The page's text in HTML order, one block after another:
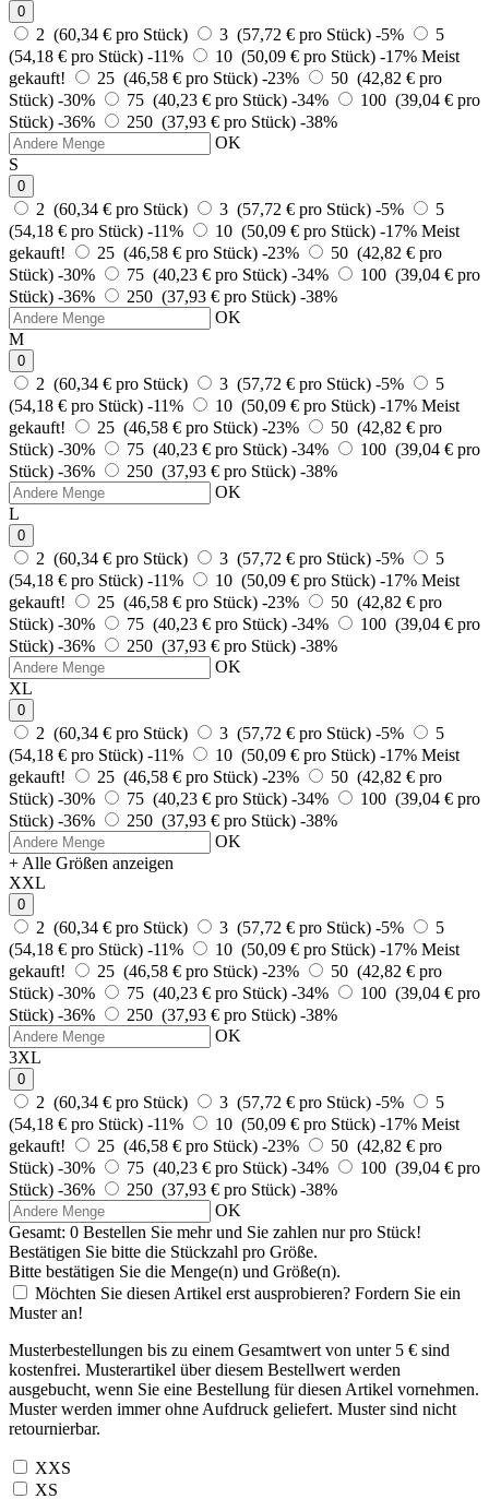
0
2 (60,34 € pro Stück) 3 (57,72 € pro Stück) -5%
5
(54,18 € pro Stück) -11% 10 (50,09 € pro Stück) -17% Meist
gekauft!
25 (46,58 € pro Stück) -23%
50 (42,82 € pro
Stück) -30% 75 (40,23 € pro Stück) -34%
100 (39,04 € pro
Stück) -36% 250 (37,93 € pro Stück) -38%
OK
S
0
2 (60,34 € pro Stück) 3 (57,72 € pro Stück) -5%
5
(54,18 € pro Stück) -11% 10 (50,09 € pro Stück) -17% Meist
gekauft!
25 (46,58 € pro Stück) -23%
50 (42,82 € pro
Stück) -30% 75 (40,23 € pro Stück) -34%
100 (39,04 € pro
Stück) -36% 250 (37,93 € pro Stück) -38%
OK
M
0
2 (60,34 € pro Stück) 3 (57,72 € pro Stück) -5%
5
(54,18 € pro Stück) -11% 10 (50,09 € pro Stück) -17% Meist
gekauft!
25 (46,58 € pro Stück) -23%
50 (42,82 € pro
Stück) -30% 75 (40,23 € pro Stück) -34%
100 (39,04 € pro
Stück) -36% 250 (37,93 € pro Stück) -38%
OK
L
0
2 (60,34 € pro Stück) 3 (57,72 € pro Stück) -5%
5
(54,18 € pro Stück) -11% 10 (50,09 € pro Stück) -17% Meist
gekauft!
25 (46,58 € pro Stück) -23%
50 (42,82 € pro
Stück) -30% 75 (40,23 € pro Stück) -34%
100 (39,04 € pro
Stück) -36% 250 (37,93 € pro Stück) -38%
OK
XL
0
2 (60,34 € pro Stück) 3 (57,72 € pro Stück) -5%
5
(54,18 € pro Stück) -11% 10 (50,09 € pro Stück) -17% Meist
gekauft!
25 (46,58 € pro Stück) -23%
50 (42,82 € pro
Stück) -30% 75 (40,23 € pro Stück) -34%
100 (39,04 € pro
Stück) -36% 250 (37,93 € pro Stück) -38%
OK
+ Alle Größen anzeigen
XXL
0
2 (60,34 € pro Stück) 3 (57,72 € pro Stück) -5%
5
(54,18 € pro Stück) -11% 10 (50,09 € pro Stück) -17% Meist
gekauft!
25 (46,58 € pro Stück) -23%
50 (42,82 € pro
Stück) -30% 75 (40,23 € pro Stück) -34%
100 (39,04 € pro
Stück) -36% 250 (37,93 € pro Stück) -38%
OK
3XL
0
2 (60,34 € pro Stück) 3 (57,72 € pro Stück) -5%
5
(54,18 € pro Stück) -11% 10 (50,09 € pro Stück) -17% Meist
gekauft!
25 (46,58 € pro Stück) -23%
50 (42,82 € pro
Stück) -30% 75 (40,23 € pro Stück) -34%
100 (39,04 € pro
Stück) -36% 250 (37,93 € pro Stück) -38%
OK
Gesamt: 0 Bestellen Sie mehr und Sie zahlen nurpro Stück!
Bestätigen Sie bitte die Stückzahl pro Größe.
Bitte bestätigen Sie die Menge(n) und Größe(n).
Möchten Sie diesen Artikel erst ausprobieren? Fordern Sie ein
Muster an!
Musterbestellungen bis zu einem Gesamtwert von unter 5 € sind
kostenfrei. Musterartikel über diesem Bestellwert werden
ausgebucht, wenn Sie eine Bestellung für diesen Artikel vornehmen.
Muster werden immer ohne Aufdruck geliefert. Muster sind nicht
retournierbar.
XXS
XS